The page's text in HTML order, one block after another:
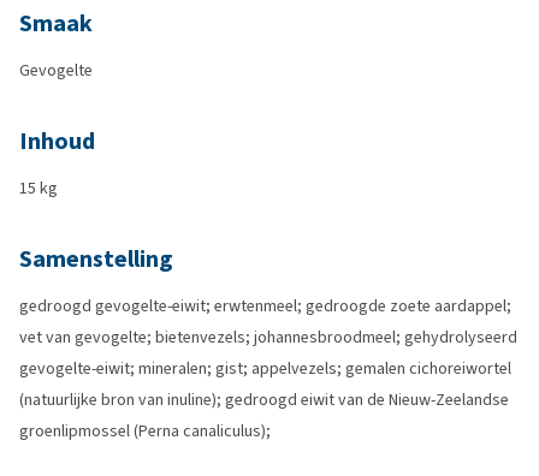
Smaak
Gevogelte
Inhoud
15 kg
Samenstelling
gedroogd gevogelte-eiwit; erwtenmeel; gedroogde zoete aardappel;
vet van gevogelte; bietenvezels; johannesbroodmeel; gehydrolyseerd
gevogelte-eiwit; mineralen; gist; appelvezels; gemalen cichoreiwortel
(natuurlijke bron van inuline); gedroogd eiwit van de Nieuw-Zeelandse
groenlipmossel (Perna canaliculus);